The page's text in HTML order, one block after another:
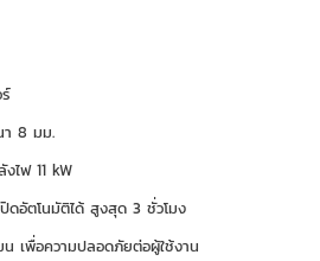
า 8 มม.
ไฟ 11 kW
ดอัตโนมัติได้ สูงสุด 3 ชั่วโมง
เพื่อความปลอดภัยต่อผู้ใช้งาน